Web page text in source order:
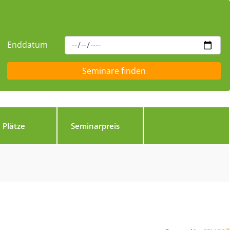
Enddatum
Plätze Seminarpreis